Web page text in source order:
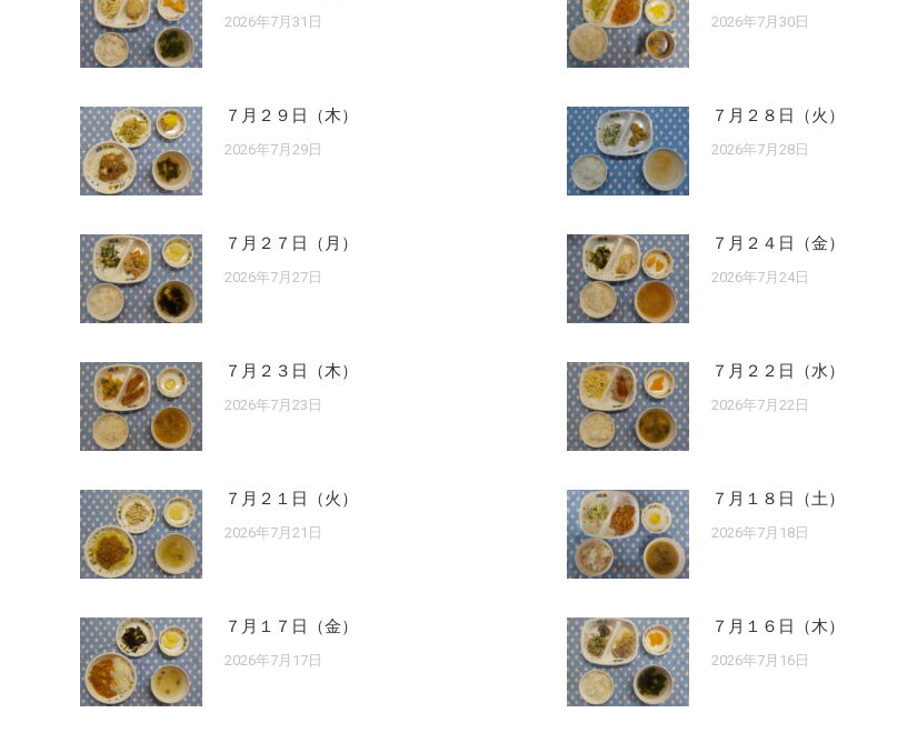
2026年7月31日 2026年7月30日
７月２９日（木）
2026年7月29日
７月２８日（火）
2026年7月28日
７月２７日（月）
2026年7月27日
７月２４日（金）
2026年7月24日
７月２３日（木）
2026年7月23日
７月２２日（水）
2026年7月22日
７月２１日（火）
2026年7月21日
７月１８日（土）
2026年7月18日
７月１７日（金）
2026年7月17日
７月１６日（木）
2026年7月16日